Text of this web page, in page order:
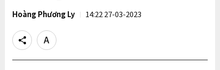
Hoàng Phương Ly 14:22 27-03-2023
Share
Text
size